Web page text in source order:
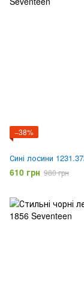
−38%
Сині лосини
610 грн 980 грн